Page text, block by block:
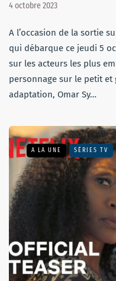
4 octobre 2023
A l’occasion de la sortie
qui débarque ce jeudi 5
sur les acteurs les plus
personnage sur le petit et
adaptation, Omar Sy…
A LA UNE SÉRIES TV